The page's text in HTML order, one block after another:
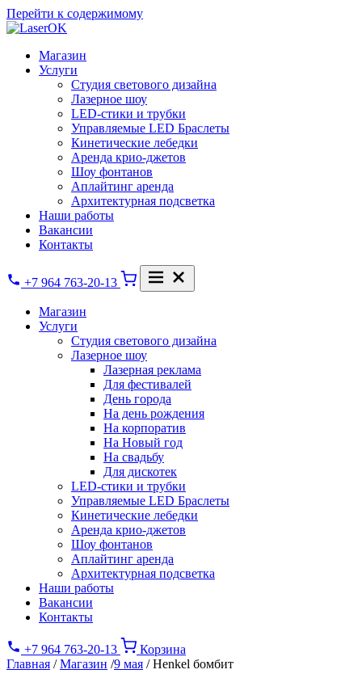
Перейти к содержимому
Магазин
Услуги
Студия светового дизайна
Лазерное шоу
LED-стики и трубки
Управляемые LED Браслеты
Кинетические лебедки
Аренда крио-джетов
Шоу фонтанов
Аплайтинг аренда
Архитектурная подсветка
Наши работы
Вакансии
Контакты
+7 964 763-20-13
Магазин
Услуги
Студия светового дизайна
Лазерное шоу
Лазерная реклама
Для фестивалей
День города
На день рождения
На корпоратив
На Новый год
На свадьбу
Для дискотек
LED-стики и трубки
Управляемые LED Браслеты
Кинетические лебедки
Аренда крио-джетов
Шоу фонтанов
Аплайтинг аренда
Архитектурная подсветка
Наши работы
Вакансии
Контакты
+7 964 763-20-13
Корзина
Главная / Магазин /9 мая / Henkel бомбит